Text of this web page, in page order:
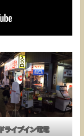
ドライブイン電電